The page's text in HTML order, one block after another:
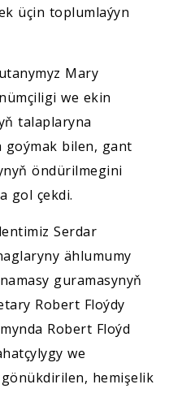
üçin toplumlaýyn
Mary
we ekin
talaplaryna
goýmak bilen, gant
öndürilmegini
gol çekdi.
Serdar
ählumumy
guramasynyň
Robert Floýdy
Robert Floýd
we
hemişelik